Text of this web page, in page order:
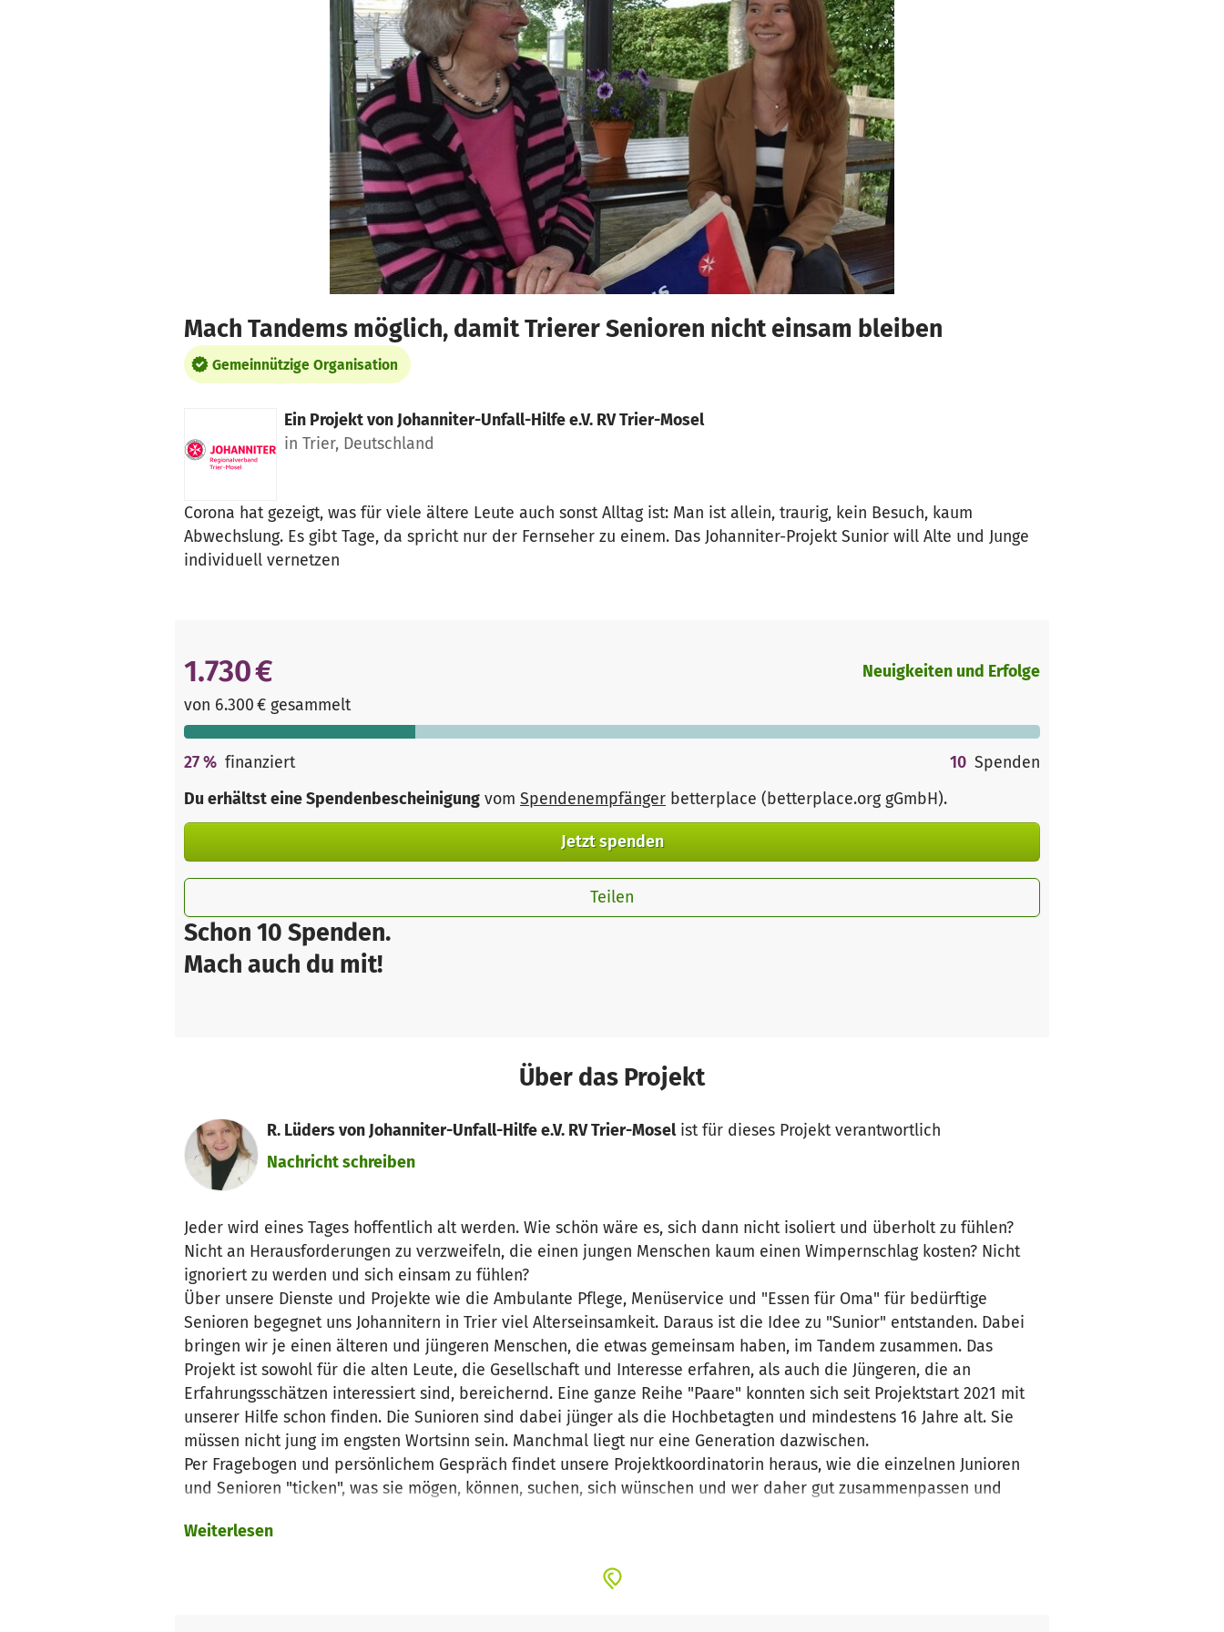
Mach Tandems möglich, damit Trierer Senioren nicht einsam bleiben
Gemeinnützige Organisation
Ein Projekt von Johanniter-Unfall-Hilfe e.V. RV Trier-Mosel
in Trier, Deutschland
Corona hat gezeigt, was für viele ältere Leute auch sonst Alltag ist: Man ist allein, traurig, kein Besuch, kaum
Abwechslung. Es gibt Tage, da spricht nur der Fernseher zu einem. Das Johanniter-Projekt Sunior will Alte und Junge
individuell vernetzen
Schon 10 Spenden.
Mach auch du mit!
1.730 €
von 6.300 € gesammelt
Neuigkeiten und Erfolge
27% finanziert 10 Spenden
Du erhältst eine Spendenbescheinigung vom Spendenempfänger betterplace (betterplace.org gGmbH).
Jetzt spenden
Teilen
Über das Projekt
R. Lüders von Johanniter-Unfall-Hilfe e.V. RV Trier-Moselist für dieses Projekt verantwortlich
Nachricht schreiben
Jeder wird eines Tages hoffentlich alt werden. Wie schön wäre es, sich dann nicht isoliert und überholt zu fühlen?
Nicht an Herausforderungen zu verzweifeln, die einen jungen Menschen kaum einen Wimpernschlag kosten? Nicht
ignoriert zu werden und sich einsam zu fühlen?
Über unsere Dienste und Projekte wie die Ambulante Pflege, Menüservice und "Essen für Oma" für bedürftige
Senioren begegnet uns Johannitern in Trier viel Alterseinsamkeit. Daraus ist die Idee zu "Sunior" entstanden. Dabei
bringen wir je einen älteren und jüngeren Menschen, die etwas gemeinsam haben, im Tandem zusammen. Das
Projekt ist sowohl für die alten Leute, die Gesellschaft und Interesse erfahren, als auch die Jüngeren, die an
Erfahrungsschätzen interessiert sind, bereichernd. Eine ganze Reihe "Paare" konnten sich seit Projektstart 2021 mit
unserer Hilfe schon finden. Die Sunioren sind dabei jünger als die Hochbetagten und mindestens 16 Jahre alt. Sie
müssen nicht jung im engsten Wortsinn sein. Manchmal liegt nur eine Generation dazwischen.
Per Fragebogen und persönlichem Gespräch findet unsere Projektkoordinatorin heraus, wie die einzelnen Junioren
und Senioren "ticken", was sie mögen, können, suchen, sich wünschen und wer daher gut zusammenpassen und
Tandems eine Zeitlang in Eigenregie. Die Projektleitung ist dabei jederzeit für Anregungen, Probleme und
dabei hauptsächlich die Junioren bzw. Senioren untereinander kennenlernen, austauschen und sich Anregung
Weiterlesen